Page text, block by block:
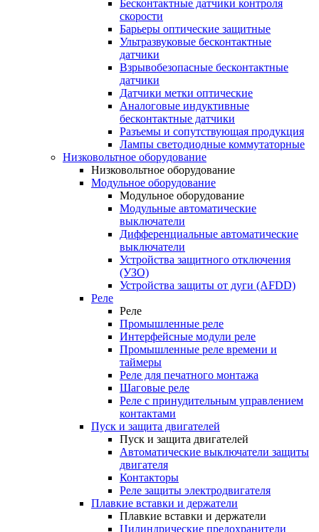
Бесконтактные датчики контроля
скорости
Барьеры оптические защитные
Ультразвуковые бесконтактные
датчики
Взрывобезопасные бесконтактные
датчики
Датчики метки оптические
Аналоговые индуктивные
бесконтактные датчики
Разъемы и сопутствующая продукция
Лампы светодиодные коммутаторные
Низковольтное оборудование
Низковольтное оборудование
Модульное оборудование
Модульное оборудование
Модульные автоматические
выключатели
Дифференциальные автоматические
выключатели
Устройства защитного отключения
(УЗО)
Устройства защиты от дуги (AFDD)
Реле
Реле
Промышленные реле
Интерфейсные модули реле
Промышленные реле времени и
таймеры
Реле для печатного монтажа
Шаговые реле
Реле с принудительным управлением
контактами
Пуск и защита двигателей
Пуск и защита двигателей
Автоматические выключатели защиты
двигателя
Контакторы
Реле защиты электродвигателя
Плавкие вставки и держатели
Плавкие вставки и держатели
Цилиндрические предохранители